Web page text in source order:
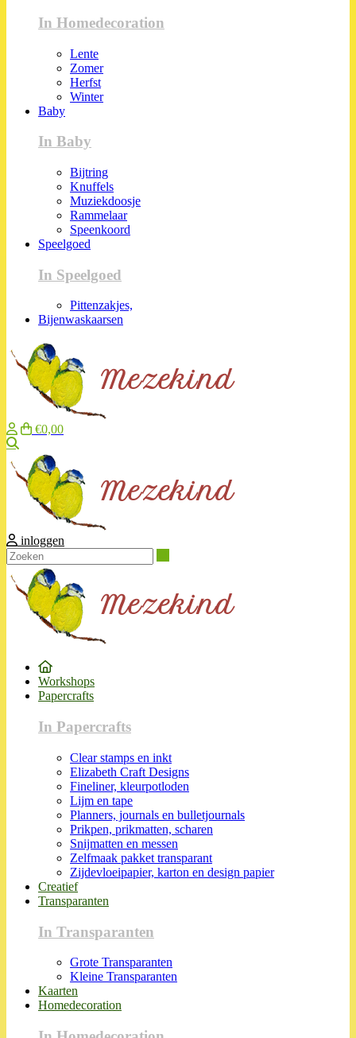
In Homedecoration
Lente
Zomer
Herfst
Winter
Baby
In Baby
Bijtring
Knuffels
Muziekdoosje
Rammelaar
Speenkoord
Speelgoed
In Speelgoed
Pittenzakjes,
Bijenwaskaarsen
€0,00
inloggen
Workshops
Papercrafts
In Papercrafts
Clear stamps en inkt
Elizabeth Craft Designs
Fineliner, kleurpotloden
Lijm en tape
Planners, journals en bulletjournals
Prikpen, prikmatten, scharen
Snijmatten en messen
Zelfmaak pakket transparant
Zijdevloeipapier, karton en design papier
Creatief
Transparanten
In Transparanten
Grote Transparanten
Kleine Transparanten
Kaarten
Homedecoration